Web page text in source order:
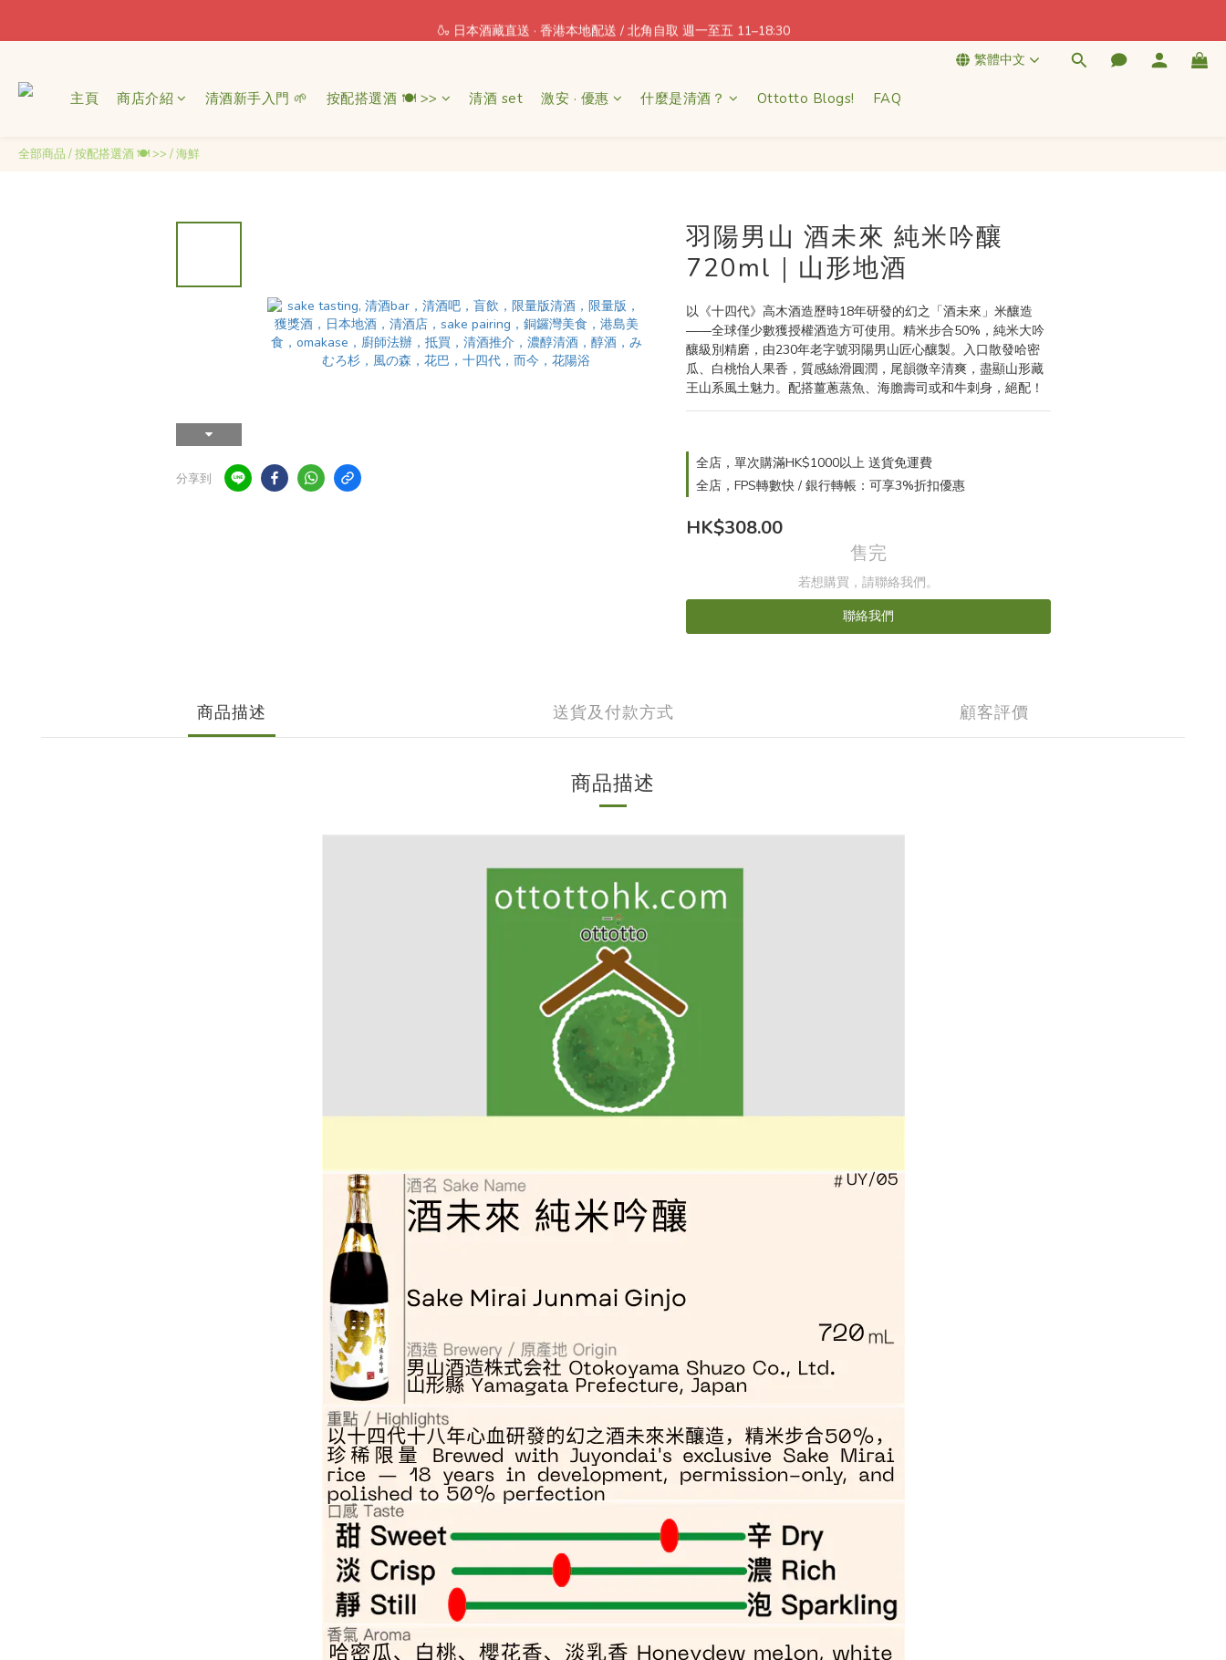
每消費 1 = 1 積分回贈
🍶 日本酒藏直送 · 香港本地配送 / 北角自取 週一至五 11–18:30
繁體中文
主頁 商店介紹 清酒新手入門 🌱 按配搭選酒 🍽 >> 清酒 set 激安 · 優惠 什麼是清酒？ Ottotto Blogs! FAQ
全部商品 /按配搭選酒 🍽 >> /海鮮
分享到
羽陽男山 酒未來 純米吟釀
720ml｜山形地酒
以《十四代》高木酒造歷時18年研發的幻之「酒未來」米釀造
——全球僅少數獲授權酒造方可使用。精米步合50%，純米大吟
釀級別精磨，由230年老字號羽陽男山匠心釀製。入口散發哈密
瓜、白桃怡人果香，質感絲滑圓潤，尾韻微辛清爽，盡顯山形藏
王山系風土魅力。配搭薑蔥蒸魚、海膽壽司或和牛刺身，絕配！
全店，單次購滿HK$1000以上 送貨免運費
全店，FPS轉數快 / 銀行轉帳：可享3%折扣優惠
HK$308.00
售完
若想購買，請聯絡我們。
聯絡我們
商品描述 送貨及付款方式 顧客評價
商品描述